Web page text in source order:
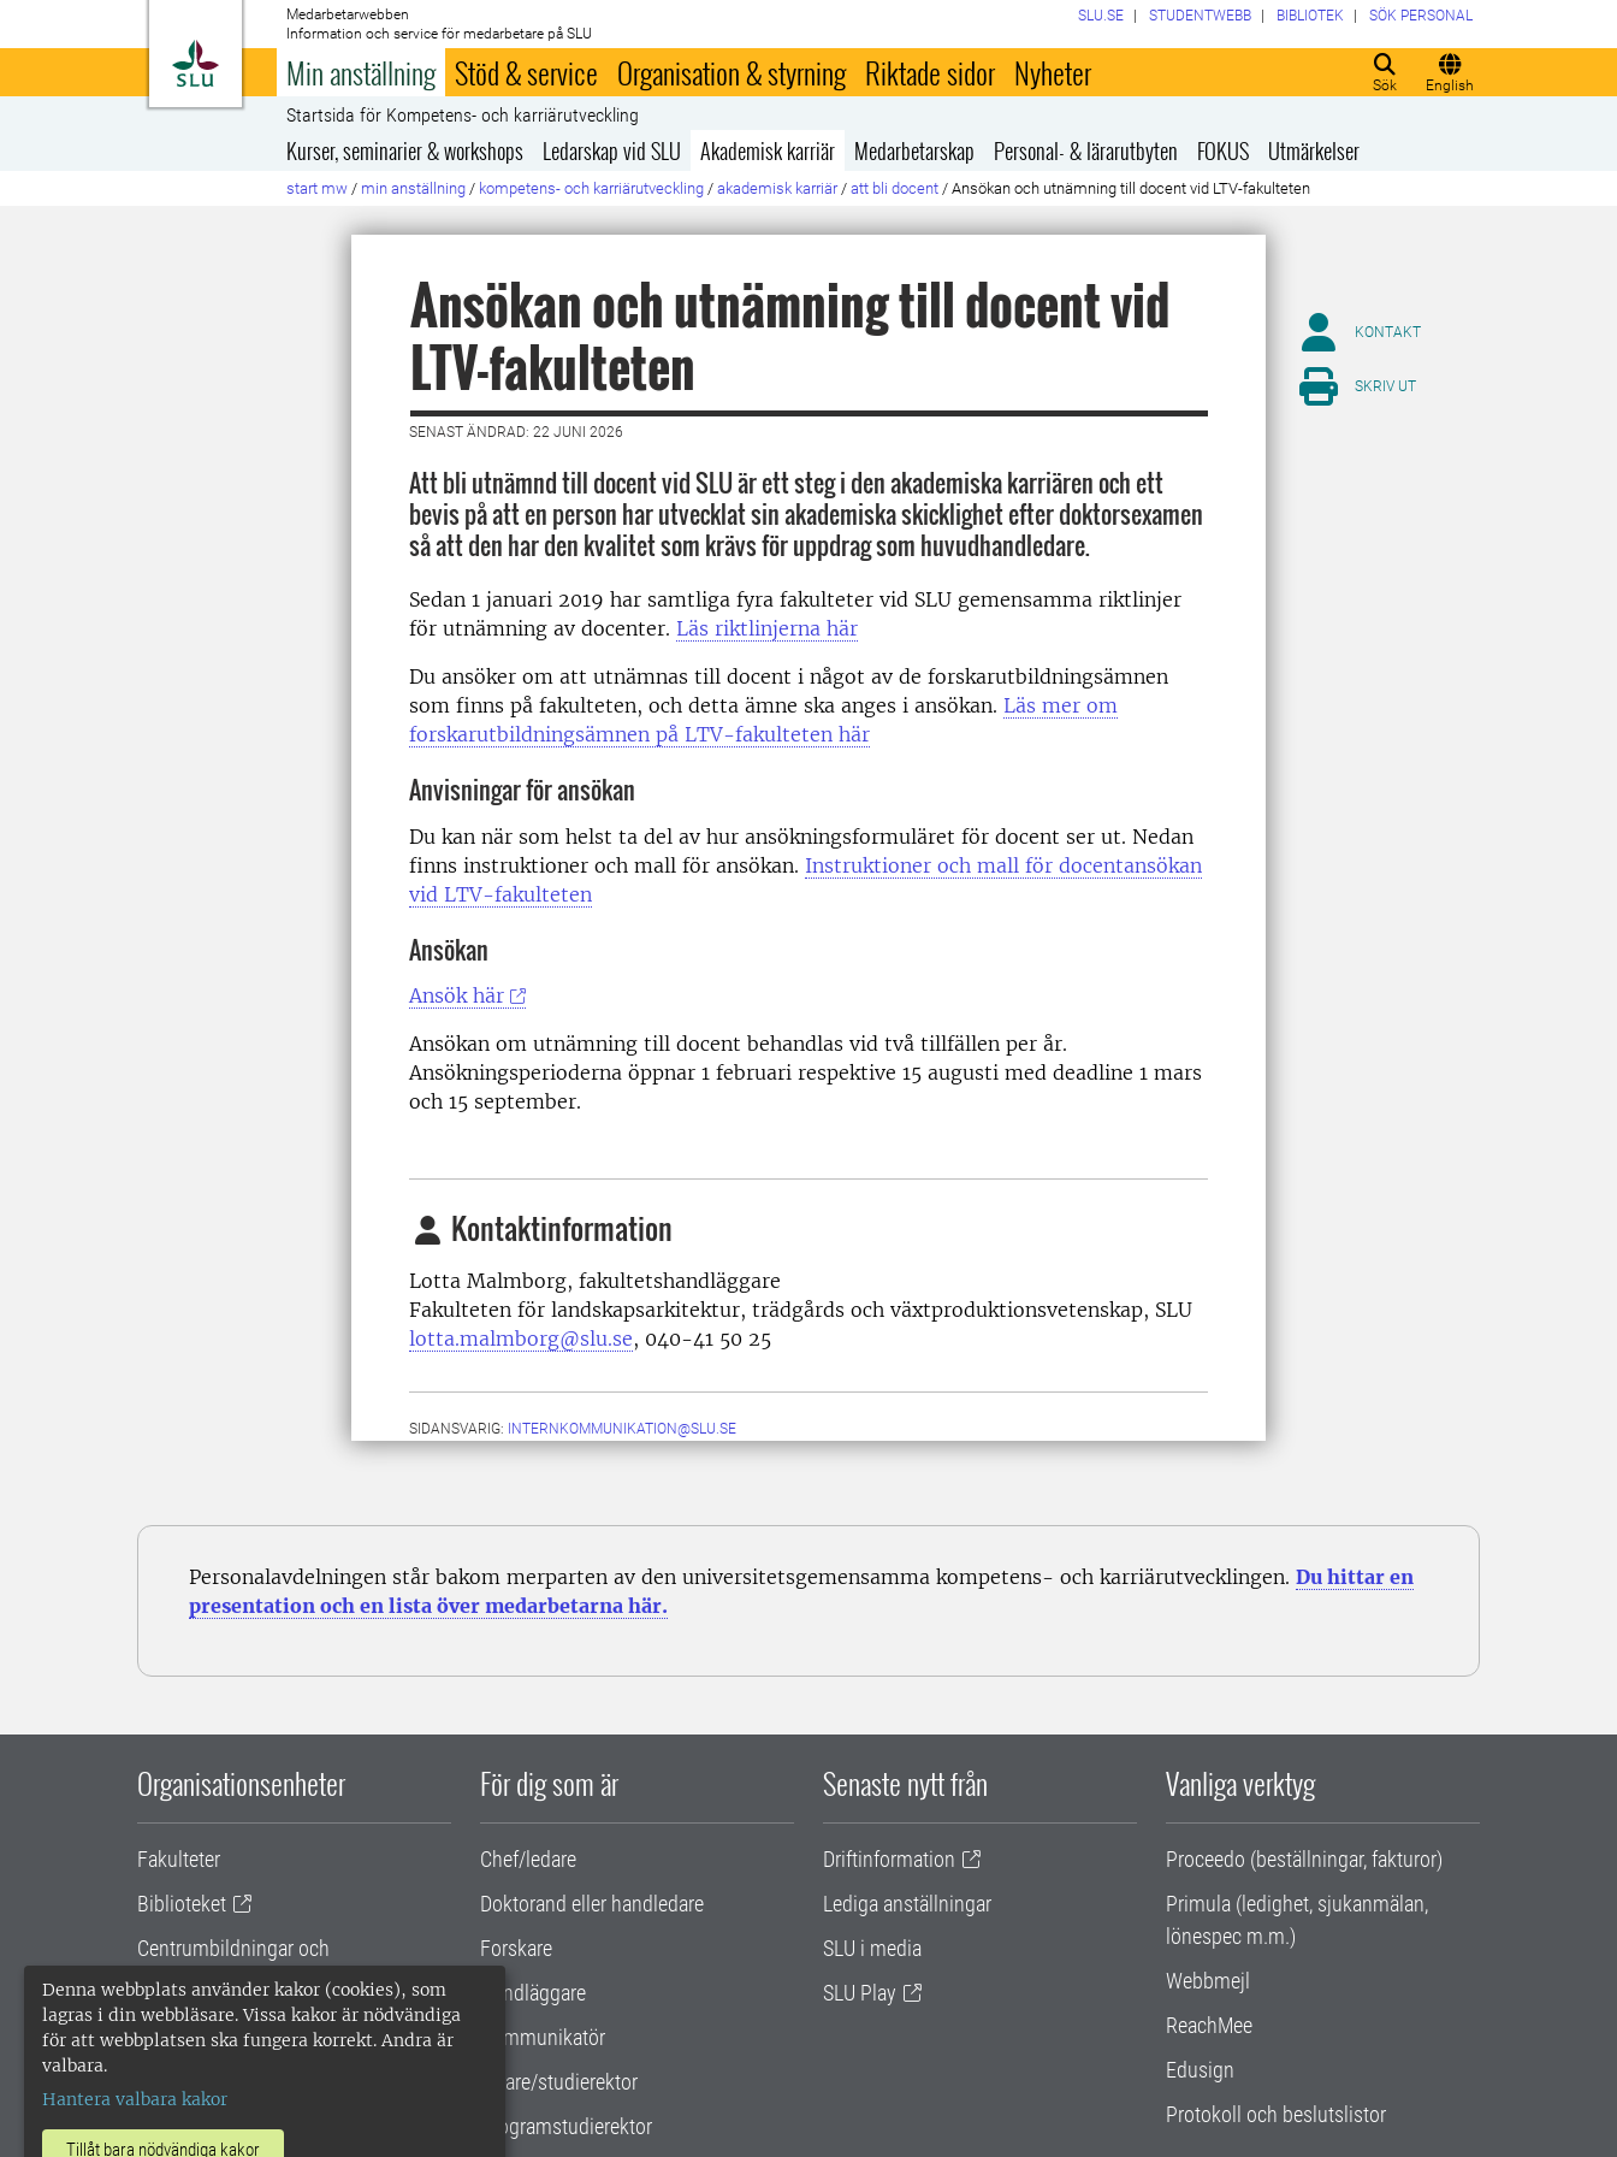
Denna webbplats använder kakor (cookies), som
lagras i din webbläsare. Vissa kakor är nödvändiga
för att webbplatsen ska fungera korrekt. Andra är
valbara.
Hantera valbara kakor
Tillåt bara nödvändiga kakor
Till startsida
Medarbetarwebben
Information och service för medarbetare på SLU
Sök English
SLU.SE STUDENTWEBB BIBLIOTEK SÖK PERSONAL
Min anställning Stöd & service Organisation & styrning Riktade sidor Nyheter
Startsida för Kompetens- och karriärutveckling
Kurser, seminarier & workshops Ledarskap vid SLU Akademisk karriär Medarbetarskap Personal- & lärarutbyten FOKUS Utmärkelser
start mw / min anställning / kompetens- och karriärutveckling / akademisk karriär / att bli docent / Ansökan och utnämning till docent vid LTV-fakulteten
Ansökan och utnämning till docent vid
LTV-fakulteten
SENAST ÄNDRAD: 22 JUNI 2026
Att bli utnämnd till docent vid SLU är ett steg i den akademiska karriären och ett
bevis på att en person har utvecklat sin akademiska skicklighet efter doktorsexamen
så att den har den kvalitet som krävs för uppdrag som huvudhandledare.
Sedan 1 januari 2019 har samtliga fyra fakulteter vid SLU gemensamma riktlinjer
för utnämning av docenter. Läs riktlinjerna här
Du ansöker om att utnämnas till docent i något av de forskarutbildningsämnen
som finns på fakulteten, och detta ämne ska anges i ansökan. Läs mer om
forskarutbildningsämnen på LTV-fakulteten här
Anvisningar för ansökan
Du kan när som helst ta del av hur ansökningsformuläret för docent ser ut. Nedan
finns instruktioner och mall för ansökan. Instruktioner och mall för docentansökan
vid LTV-fakulteten
Ansökan
Ansök här
Ansökan om utnämning till docent behandlas vid två tillfällen per år.
Ansökningsperioderna öppnar 1 februari respektive 15 augusti med deadline 1 mars
och 15 september.
Kontaktinformation
Lotta Malmborg, fakultetshandläggare
Fakulteten för landskapsarkitektur, trädgårds och växtproduktionsvetenskap, SLU
lotta.malmborg@slu.se, 040-41 50 25
SIDANSVARIG: INTERNKOMMUNIKATION@SLU.SE
KONTAKT
SKRIV UT
Personalavdelningen står bakom merparten av den universitetsgemensamma kompetens- och karriärutvecklingen. Du hittar en
presentation och en lista över medarbetarna här.
Organisationsenheter
Fakulteter
Biblioteket
Centrumbildningar och
samarbetsprojekt
Gemensamma verksamhetsstödet
För dig som är
Chef/ledare
Doktorand eller handledare
Forskare
Handläggare
Kommunikatör
Lärare/studierektor
Programstudierektor
Senaste nytt från
Driftinformation
Lediga anställningar
SLU i media
SLU Play
Vanliga verktyg
Proceedo (beställningar, fakturor)
Primula (ledighet, sjukanmälan,
lönespec m.m.)
Webbmejl
ReachMee
Edusign
Protokoll och beslutslistor